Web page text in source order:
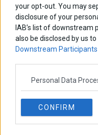
your opt-out. You may
disclosure of your
IAB’s list of
also be disclosed by us
Downstream Participants
Personal Data
CONFIRM
Δημήτρης
Από την
ψάχνει τον
MIT Sloan: Οι
μοντέλο